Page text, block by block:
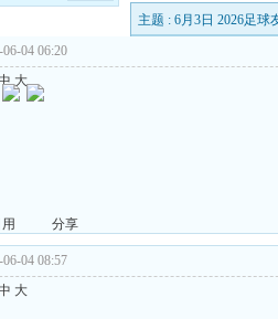
主题 : 6月3日 2026足球
04 06:20
大
分享
04 08:57
大